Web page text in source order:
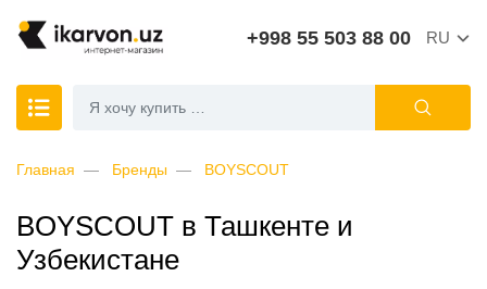
+998 55 503 88 00 RU
Главная Бренды BOYSCOUT
BOYSCOUT в Ташкенте и
Узбекистане